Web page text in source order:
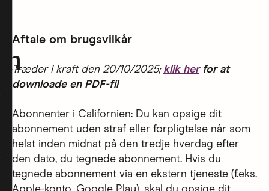
Aftale om brugsvilkår
Træder i kraft den 20/10/2025; klik herfor at
downloade en PDF-fil
Abonnenter i Californien: Du kan opsige dit
abonnement uden straf eller forpligtelse når som
helst inden midnat på den tredje hverdag efter
den dato, du tegnede abonnement. Hvis du
tegnede abonnement via en ekstern tjeneste (f.eks.